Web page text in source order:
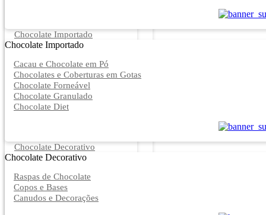
Chocolate Importado
Chocolate Importado
Cacau e Chocolate em Pó
Chocolates e Coberturas em Gotas
Chocolate Forneável
Chocolate Granulado
Chocolate Diet
Chocolate Decorativo
Chocolate Decorativo
Raspas de Chocolate
Copos e Bases
Canudos e Decorações